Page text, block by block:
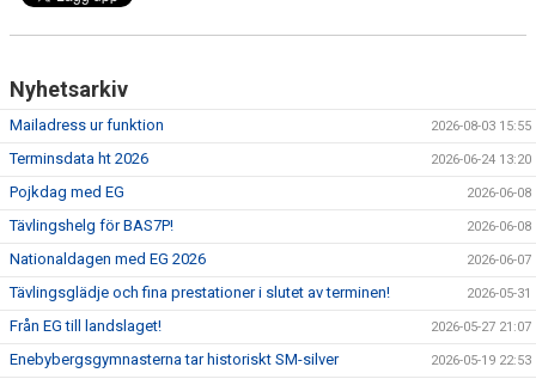
Nyhetsarkiv
Mailadress ur funktion 2026-08-03 15:55
Terminsdata ht 2026 2026-06-24 13:20
Pojkdag med EG 2026-06-08
Tävlingshelg för BAS7P! 2026-06-08
Nationaldagen med EG 2026 2026-06-07
Tävlingsglädje och fina prestationer i slutet av terminen! 2026-05-31
Från EG till landslaget! 2026-05-27 21:07
Enebybergsgymnasterna tar historiskt SM-silver 2026-05-19 22:53